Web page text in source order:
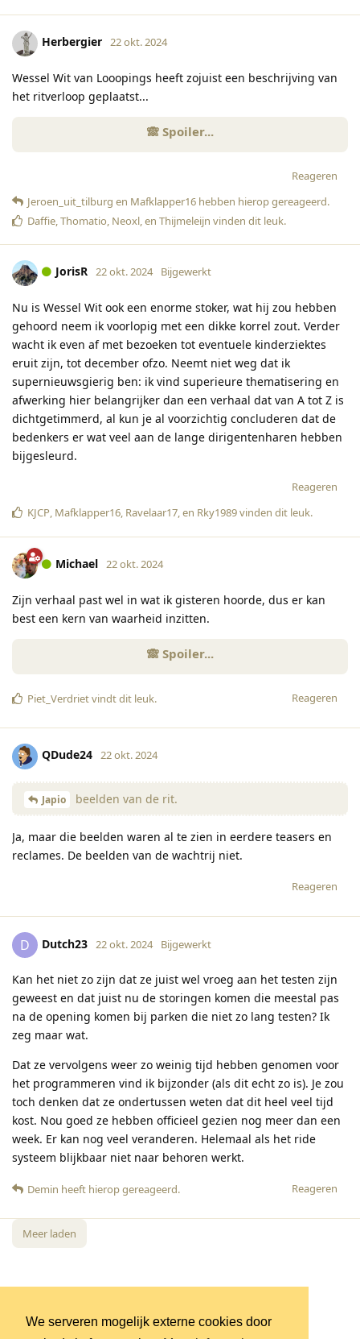
We serveren mogelijk externe cookies door
Herbergier 22 okt. 2024
Wessel Wit van Looopings heeft zojuist een beschrijving van
het ritverloop geplaatst...
Reageren
Jeroen_uit_tilburg en Mafklapper16 hebben hierop gereageerd.
Daffie,Thomatio, Neoxl, en Thijmeleijn vinden dit leuk.
JorisR 22 okt. 2024 Bijgewerkt
Nu is Wessel Wit ook een enorme stoker, wat hij zou hebben
gehoord neem ik voorlopig met een dikke korrel zout. Verder
wacht ik even af met bezoeken tot eventuele kinderziektes
eruit zijn, tot december ofzo. Neemt niet weg dat ik
supernieuwsgierig ben: ik vind superieure thematisering en
afwerking hier belangrijker dan een verhaal dat van A tot Z is
dichtgetimmerd, al kun je al voorzichtig concluderen dat de
bedenkers er wat veel aan de lange dirigentenharen hebben
bijgesleurd.
Reageren
KJCP, Mafklapper16, Ravelaar17, en Rky1989vinden dit leuk.
Michael 22 okt. 2024
Zijn verhaal past wel in wat ik gisteren hoorde, dus er kan
best een kern van waarheid inzitten.
Reageren
Piet_Verdrietvindt dit leuk.
QDude24 22 okt. 2024
Japio beelden van de rit.
Ja, maar die beelden waren al te zien in eerdere teasers en
reclames. De beelden van de wachtrij niet.
Reageren
D Dutch23 22 okt. 2024 Bijgewerkt
Kan het niet zo zijn dat ze juist wel vroeg aan het testen zijn
geweest en dat juist nu de storingen komen die meestal pas
na de opening komen bij parken die niet zo lang testen? Ik
zeg maar wat.
Dat ze vervolgens weer zo weinig tijd hebben genomen voor
het programmeren vind ik bijzonder (als dit echt zo is). Je zou
toch denken dat ze ondertussen weten dat dit heel veel tijd
kost. Nou goed ze hebben officieel gezien nog meer dan een
week. Er kan nog veel veranderen. Helemaal als het ride
systeem blijkbaar niet naar behoren werkt.
Reageren
Demin heeft hierop gereageerd.
Meer laden